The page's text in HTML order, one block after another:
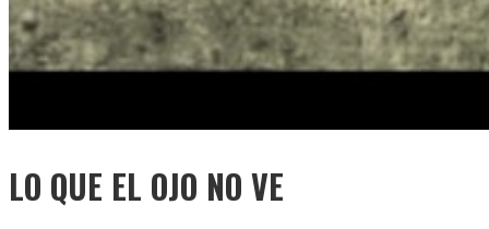
LO QUE EL OJO NO VE